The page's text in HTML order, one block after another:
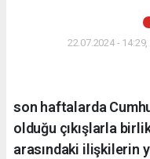
22.07.2024 -
son haftalarda
olduğu çıkışlarla
arasındaki ilişkilerin